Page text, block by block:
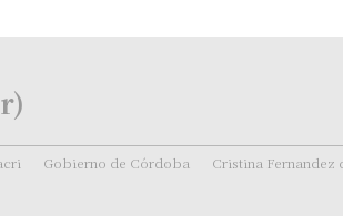
Gobierno de Córdoba Cristina Fernandez